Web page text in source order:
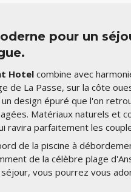
pour un
Hotelcombine avec
de La Passe, sur la côte
design épuré que l'on
Matériaux naturels et
ravira parfaitement les
de la piscine à
de la célèbre plage
vous pourrez vous